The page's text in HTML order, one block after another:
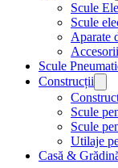
Scule
Scule
Aparate
Scule
Construcții
Scule
Scule
Utilaje
Casă &